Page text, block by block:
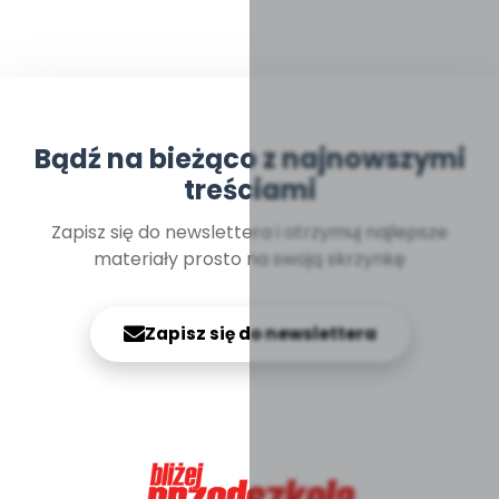
Bądź na bieżąco z najnowszymi
treściami
Zapisz się do newslettera i otrzymuj najlepsze
materiały prosto na swoją skrzynkę
Zapisz się do newslettera